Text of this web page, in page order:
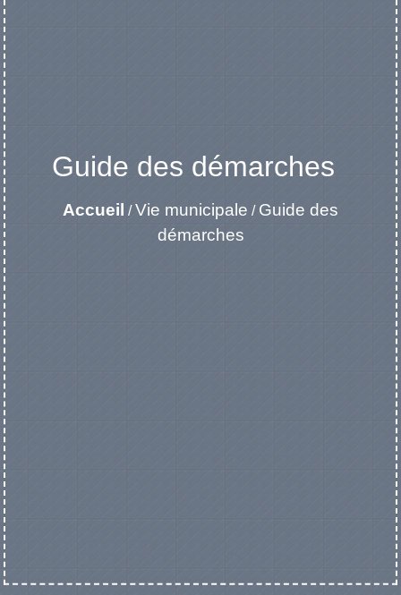
Guide des démarches
Accueil /Vie municipale / Guide des
démarches